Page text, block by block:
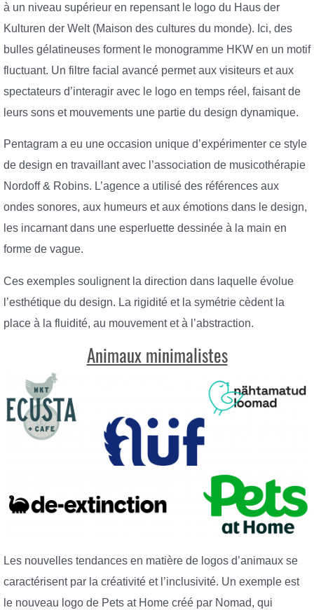
à un niveau supérieur en repensant le logo du Haus der
Kulturen der Welt (Maison des cultures du monde). Ici, des
bulles gélatineuses forment le monogramme HKW en un motif
fluctuant. Un filtre facial avancé permet aux visiteurs et aux
spectateurs d’interagir avec le logo en temps réel, faisant de
leurs sons et mouvements une partie du design dynamique.
Pentagram a eu une occasion unique d’expérimenter ce style
de design en travaillant avec l’association de musicothérapie
Nordoff & Robins. L’agence a utilisé des références aux
ondes sonores, aux humeurs et aux émotions dans le design,
les incarnant dans une esperluette dessinée à la main en
forme de vague.
Ces exemples soulignent la direction dans laquelle évolue
l’esthétique du design. La rigidité et la symétrie cèdent la
place à la fluidité, au mouvement et à l’abstraction.
Animaux minimalistes
Les nouvelles tendances en matière de logos d’animaux se
caractérisent par la créativité et l’inclusivité. Un exemple est
le nouveau logo de Pets at Home créé par Nomad, qui